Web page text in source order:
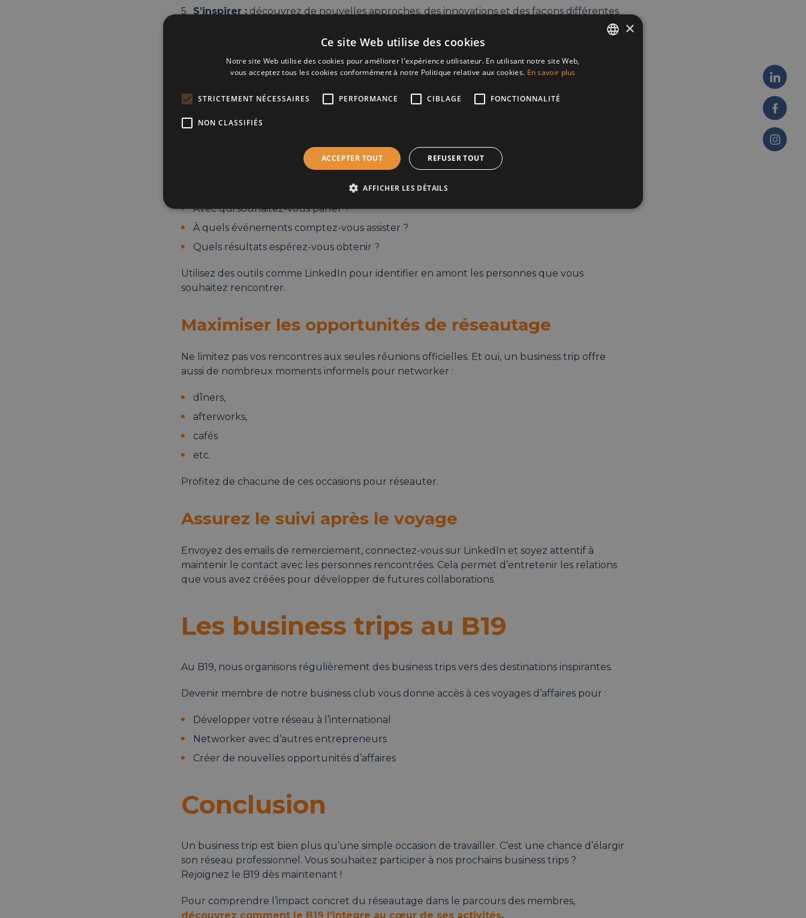
S’inspirer :découvrez de nouvelles approches, des innovations et des façons différentes
Les clés d’un business trip réussi
Préparez-vous en amont
Avant le départ, identifiez clairement vos objectifs :
Avec qui souhaitez-vous parler ?
À quels événements comptez-vous assister ?
Quels résultats espérez-vous obtenir ?
Utilisez des outils comme LinkedIn pour identifier en amont les personnes que vous
souhaitez rencontrer.
Maximiser les opportunités de réseautage
Ne limitez pas vos rencontres aux seules réunions officielles. Et oui, un business trip offre
aussi de nombreux moments informels pour networker :
dîners,
afterworks,
cafés
etc.
Profitez de chacune de ces occasions pour réseauter.
Assurez le suivi après le voyage
Envoyez des emails de remerciement, connectez-vous sur LinkedIn et soyez attentif à
maintenir le contact avec les personnes rencontrées. Cela permet d’entretenir les relations
que vous avez créées pour développer de futures collaborations.
Les business trips au B19
Au B19, nous organisons régulièrement des business trips vers des destinations inspirantes.
Devenir membre de notre business club vous donne accès à ces voyages d’affaires pour :
Développer votre réseau à l’international
Networker avec d’autres entrepreneurs
Créer de nouvelles opportunités d’affaires
Conclusion
Un business trip est bien plus qu’une simple occasion de travailler. C’est une chance d’élargir
son réseau professionnel. Vous souhaitez participer à nos prochains business trips ?
Rejoignez le B19 dès maintenant !
Pour comprendre l’impact concret du réseautage dans le parcours des membres,
découvrez comment le B19 l’intègre au cœur de ses activités.
×
Ce site Web utilise des cookies
Notre site Web utilise des cookies pour améliorer l'expérience utilisateur. En utilisant notre site Web,
vous acceptez tous les cookies conformément à notre Politique relative aux cookies. En savoir plus
STRICTEMENT NÉCESSAIRES PERFORMANCE CIBLAGE FONCTIONNALITÉ
NON CLASSIFIÉS
ACCEPTER TOUT REFUSER TOUT
AFFICHER LES DÉTAILS